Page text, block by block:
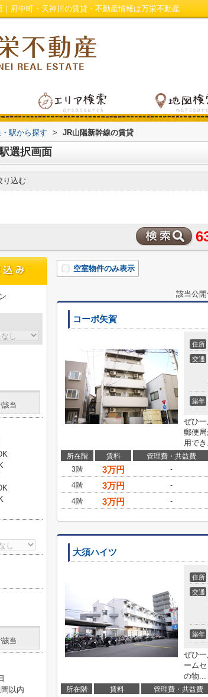
府中町・天神川の賃貸・不動産情報は万栄不動産
駅から探す > JR山陽新幹線の賃貸
選択画面
込む
空室物件のみ表示
該当公
コーポ矢賀
住所
交通
築年
ぜひ
郵便
用で
所在階 賃料 管理費・共益費
3階
3万円 -
4階
3万円 -
4階
3万円 -
大須ハイツ
住所
交通
築年
ぜひ
ーム
の物...
所在階 賃料 管理費・共益費
該当
該当
以内